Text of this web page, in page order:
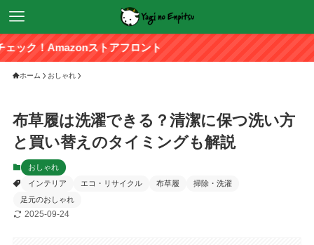
ストアフロント
ホーム おしゃれ
布草履は洗濯できる？清潔に保つ洗い方
と買い替えのタイミングも解説
おしゃれ
インテリア
エコ・リサイクル 布草履
掃除・洗濯
足元のおしゃれ
2025-09-24